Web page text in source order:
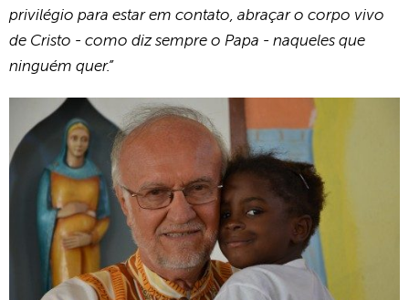
privilégio para estar em contato, abraçar o corpo vivo
de Cristo - como diz sempre o Papa - naqueles que
ninguém quer.”